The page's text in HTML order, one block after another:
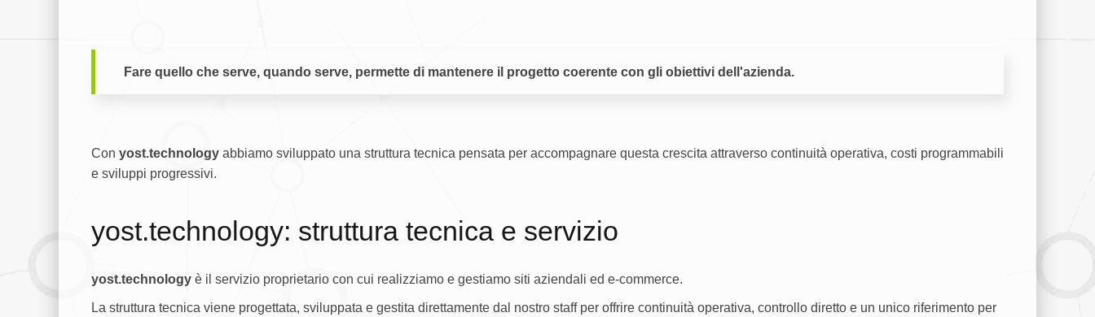
Fare quello che serve, quando serve, permette di mantenere il progetto coerente con gli obiettivi dell'azienda.
Con yost.technology abbiamo sviluppato una struttura tecnica pensata per accompagnare questa crescita attraverso continuità operativa, costi programmabili
e sviluppi progressivi.
yost.technology: struttura tecnica e servizio
yost.technology è il servizio proprietario con cui realizziamo e gestiamo siti aziendali ed e-commerce.
La struttura tecnica viene progettata, sviluppata e gestita direttamente dal nostro staff per offrire continuità operativa, controllo diretto e un unico riferimento per